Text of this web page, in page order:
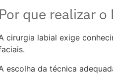
Por que realizar
cirurgia labial exige
escolha da técnica